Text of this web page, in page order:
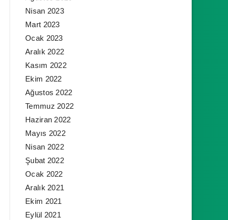
Nisan 2023
Mart 2023
Ocak 2023
Aralık 2022
Kasım 2022
Ekim 2022
Ağustos 2022
Temmuz 2022
Haziran 2022
Mayıs 2022
Nisan 2022
Şubat 2022
Ocak 2022
Aralık 2021
Ekim 2021
Eylül 2021